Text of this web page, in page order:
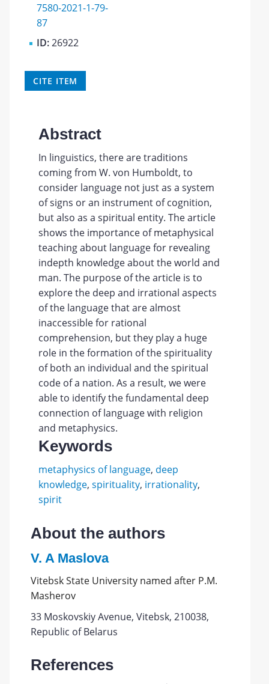
7580-2021-1-79-
87
ID:26922
CITE ITEM
Abstract
In linguistics, there are traditions
coming from W. von Humboldt, to
consider language not just as a system
of signs or an instrument of cognition,
but also as a spiritual entity. The article
shows the importance of metaphysical
teaching about language for revealing
indepth knowledge about the world and
man. The purpose of the article is to
explore the deep and irrational aspects
of the language that are almost
inaccessible for rational
comprehension, but they play a huge
role in the formation of the spirituality
of both an individual and the spiritual
code of a nation. As a result, we were
able to identify the fundamental deep
connection of language with religion
and metaphysics.
Keywords
metaphysics of language, deep
knowledge, spirituality, irrationality,
spirit
About the authors
V. A Maslova
Vitebsk State University named after P.M.
Masherov
33 Moskovskiy Avenue, Vitebsk, 210038,
Republic of Belarus
References